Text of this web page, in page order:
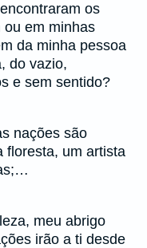
os
ou em minhas
da minha pessoa
do vazio,
e sem sentido?
nações são
floresta, um artista
meu abrigo
irão a ti desde